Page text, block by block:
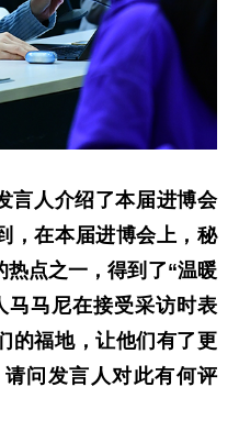
言人介绍了本届进博会
，在本届进博会上，秘
点之一，得到了“温暖
马马尼在接受采访时表
的福地，让他们有了更
问发言人对此有何评